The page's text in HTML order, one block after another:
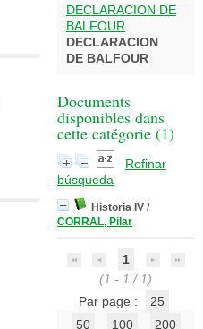
DECLARACION DE
BALFOUR
DECLARACION
DE BALFOUR
Documents
disponibles dans
cette catégorie (1)
Refinar
búsqueda
Historia IV /
CORRAL, Pilar
1
(1 - 1 / 1)
Par page :
25
50
100 200